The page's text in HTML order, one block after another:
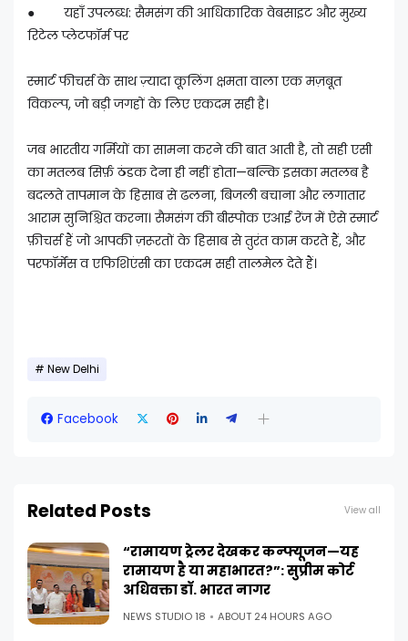
● यहाँ उपलब्ध: सैमसंग की आधिकारिक वेबसाइट और मुख्य
रिटेल प्लेटफॉर्म पर
स्मार्ट फीचर्स के साथ ज़्यादा कूलिंग क्षमता वाला एक मज़बूत
विकल्प, जो बड़ी जगहों के लिए एकदम सही है।
जब भारतीय गर्मियों का सामना करने की बात आती है, तो सही एसी
का मतलब सिर्फ़ ठंडक देना ही नहीं होता—बल्कि इसका मतलब है
बदलते तापमान के हिसाब से ढलना, बिजली बचाना और लगातार
आराम सुनिश्चित करना। सैमसंग की बीस्पोक एआई रेंज में ऐसे स्मार्ट
फ़ीचर्स हैं जो आपकी ज़रूरतों के हिसाब से तुरंत काम करते हैं, और
परफॉर्मेंस व एफिशिएंसी का एकदम सही तालमेल देते हैं।
New Delhi
Facebook
Related Posts View all
“रामायण ट्रेलर देखकर कन्फ्यूजन—यह
रामायण है या महाभारत?”: सुप्रीम कोर्ट
अधिवक्ता डॉ. भारत नागर
NEWS STUDIO 18 ABOUT 24 HOURS AGO